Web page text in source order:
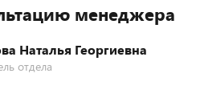
менеджера
Наталья Георгиевна
отдела